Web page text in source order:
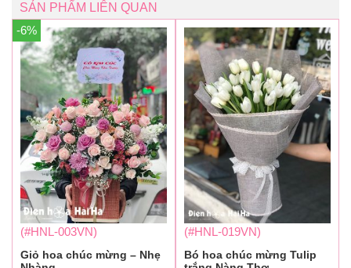
SẢN PHẨM LIÊN QUAN
-6%
(#HNL-003VN)
Giỏ hoa chúc mừng – Nhẹ
(#HNL-019VN)
Bó hoa chúc mừng Tulip